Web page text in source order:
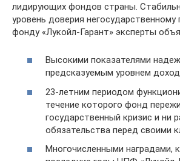
лидирующих фондов страны.
уровень доверия негосударственному
фонду «Лукойл-Гарант» эксперты
Высокими показателями
предсказуемым уровнем
23-летним периодом
течение которого фонд
государственный кризис и ни
обязательства перед своими
Многочисленными наградами,